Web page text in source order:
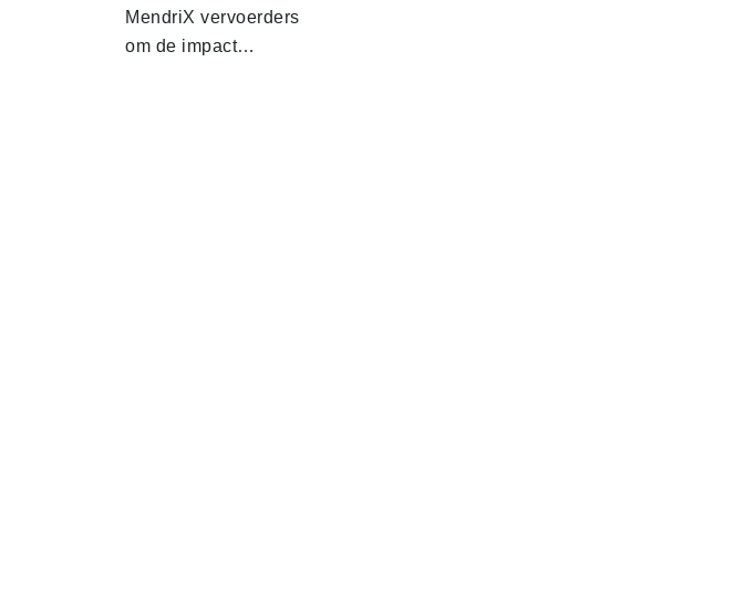
MendriX vervoerders
om de impact…